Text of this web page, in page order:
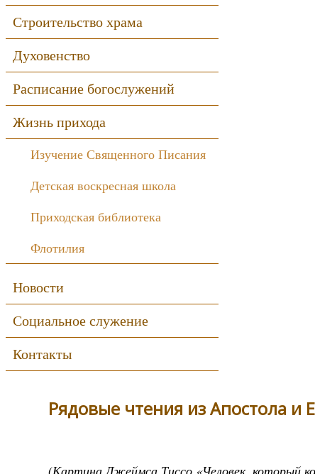
Строительство храма
Духовенство
Расписание богослужений
Жизнь прихода
Изучение Священного Писания
Детская воскресная школа
Приходская библиотека
Флотилия
Новости
Социальное служение
Контакты
Рядовые чтения из Апостола и
(Картина Джеймса Тиссо «Человек, который